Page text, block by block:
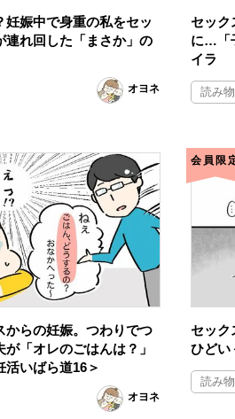
妊娠中で身重の私をセッ
連れ回した「まさか」の
オヨネ
セック
に…「
イラ
読み物
からの妊娠。つわりでつ
が「オレのごはんは？」
活いばら道16＞
オヨネ
会員限
セック
ひどい
読み物